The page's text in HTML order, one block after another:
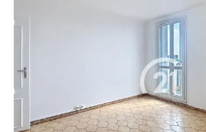
Appartement F4 à vendre
133 000 €
**** GARGES-LES-GONESSE****